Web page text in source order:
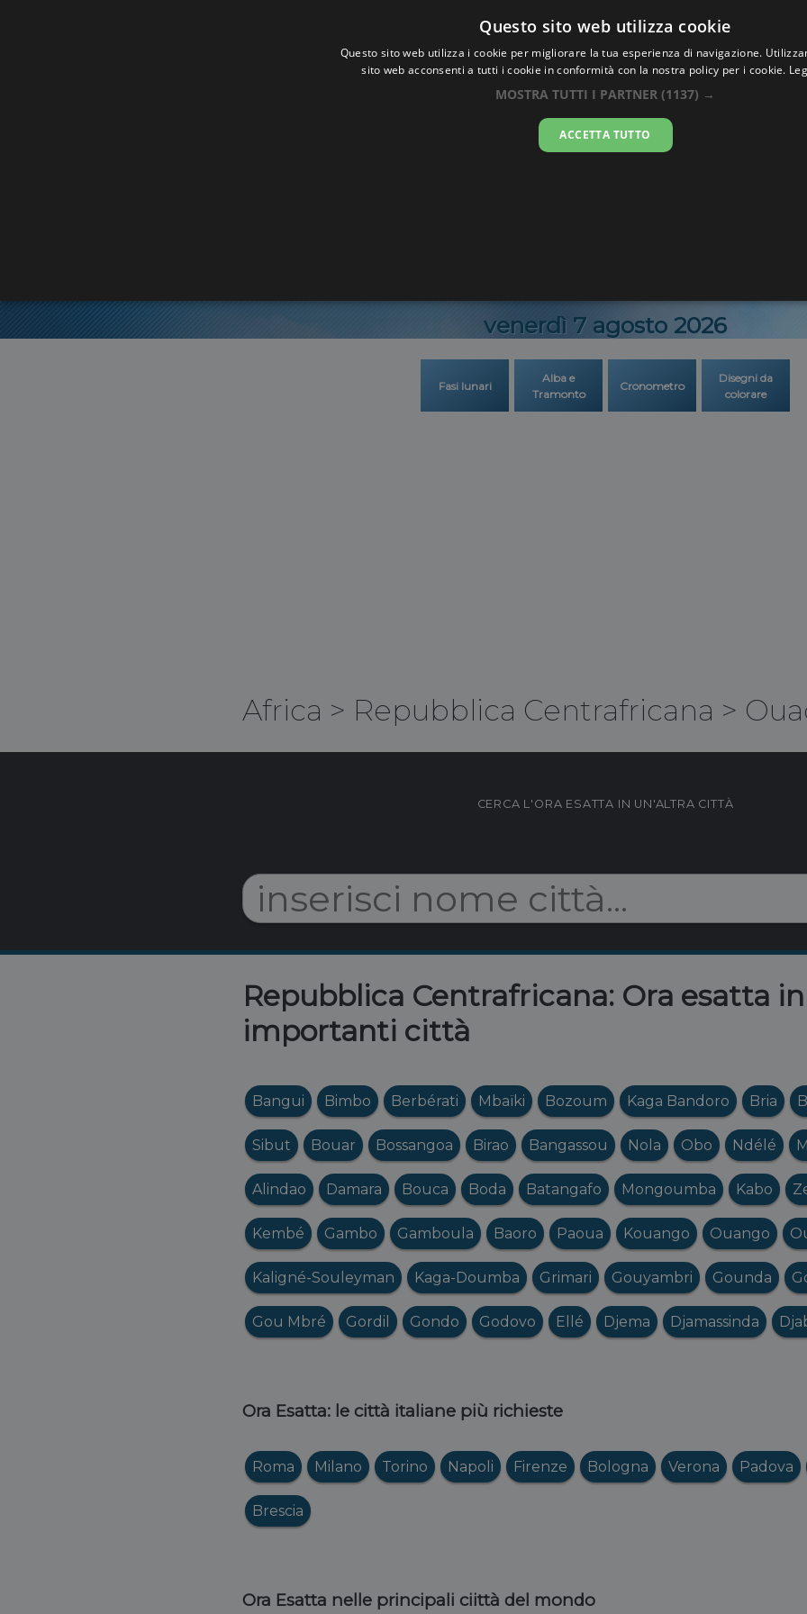
Oraesatta.co
Ora Esatta
venerdì 7 agosto 2026
Fasi lunari
Alba e
Tramonto
Cronometro
Disegni da
colorare
Africa > Repubblica Centrafricana >
CERCA L'ORA ESATTA IN UN'ALTRA CITTÀ
Repubblica Centrafricana: Ora esatta
importanti città
Bangui Bimbo Berbérati Mbaïki Bozoum Kaga Bandoro Bria
Sibut Bouar Bossangoa Birao Bangassou Nola Obo Ndélé
Alindao Damara Bouca Boda Batangafo Mongoumba Kabo
Kembé Gambo Gamboula Baoro Paoua Kouango Ouango
Kaligné-Souleyman Kaga-Doumba Grimari Gouyambri Gounda
Gou Mbré Gordil Gondo Godovo Ellé Djema Djamassinda
Ora Esatta: le città italiane più richieste
Roma Milano Torino Napoli Firenze Bologna Verona Padova
Brescia
Ora Esatta nelle principali ciittà del mondo
Questo sito web utilizza cookie
Questo sito web utilizza i cookie per migliorare la tua esperienza di navigazione.
sito web acconsenti a tutti i cookie in conformità con la nostra policy per i cookie.
MOSTRA TUTTI I PARTNER (1137) →
ACCETTA TUTTO